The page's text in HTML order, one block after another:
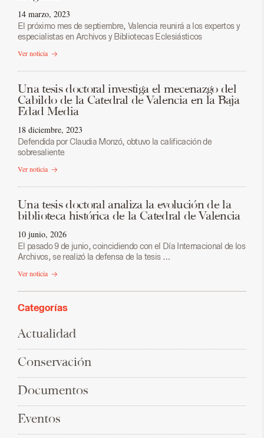
14 marzo, 2023
El próximo mes de septiembre, Valencia reunirá a los expertos y
especialistas en Archivos y Bibliotecas Eclesiásticos
Ver noticia
Una tesis doctoral investiga el mecenazgo del
Cabildo de la Catedral de Valencia en la Baja
Edad Media
18 diciembre, 2023
Defendida por Claudia Monzó, obtuvo la calificación de
sobresaliente
Ver noticia
Una tesis doctoral analiza la evolución de la
biblioteca histórica de la Catedral de Valencia
10 junio, 2026
El pasado 9 de junio, coincidiendo con el Día Internacional de los
Archivos, se realizó la defensa de la tesis …
Ver noticia
Categorías
Actualidad
Conservación
Documentos
Eventos